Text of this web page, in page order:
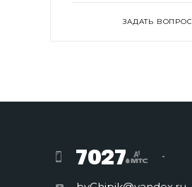
ЗАДАТЬ ВОПРОС
7027